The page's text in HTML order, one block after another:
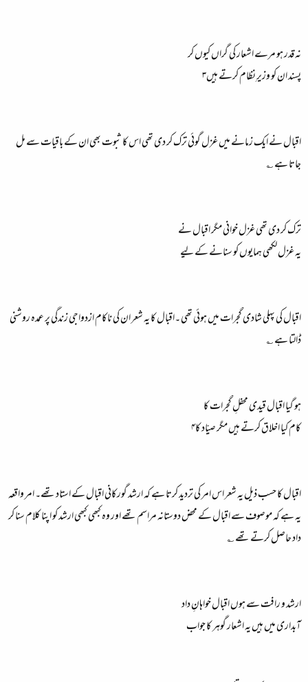
نہ قدر ہو مرے اشعار کی گراں کیوں کر
پسند ان کو وزیرِ نظام کرتے ہیں۳
اقبال نے ایک زمانے میں غزل گوئی ترک کر دی تھی اس کا ثبوت بھی ان کے باقیات سے مل
جاتا ہے ؎
ترک کر دی تھی غزل خوانی مگر اقبال نے
یہ غزل لکھی ہمایوں کو سنانے کے لیے
اقبال کی پہلی شادی گجرات میں ہوئی تھی ۔اقبال کا یہ شعر ان کی ناکام ازدواجی زندگی پر عمدہ روشنی
ڈالتا ہے ؎
ہو گیا اقبال قیدی محفلِ گجرات کا
کام کیا اخلاق کرتے ہیں مگر صیّاد کا۴
اقبال کا حسب ذیل یہ شعر اس امر کی تردید کرتا ہے کہ ارشد گورکانی اقبال کے استاد تھے۔ امر واقعہ
یہ ہے کہ موصوف سے اقبال کے محض دوستانہ مراسم تھے اور وہ کبھی کبھی ارشد کو اپنا کلام سنا کر
داد حاصل کرتے تھے ؎
ارشد و رافت سے ہوں اقبال خواہانِ داد
آبداری میں ہیں یہ اشعار گوہر کا جواب